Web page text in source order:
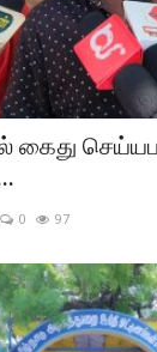
கைது
0 97